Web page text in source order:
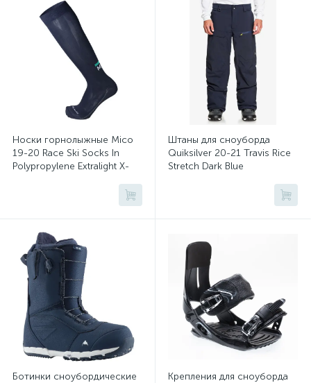
Носки горнолыжные Mico
19-20 Race Ski Socks In
Polypropylene Extralight X-
Штаны для сноуборда
Quiksilver 20-21 Travis Rice
Stretch Dark Blue
Ботинки сноубордические
Крепления для сноуборда